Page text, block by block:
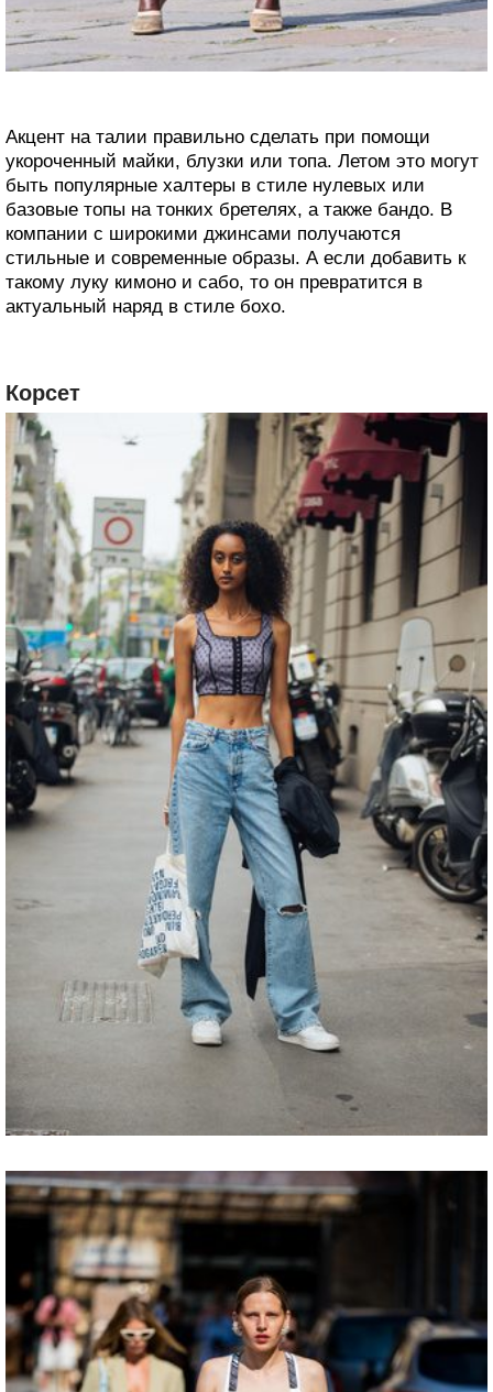
Акцент на талии правильно сделать при помощи
укороченный майки, блузки или топа. Летом это могут
быть популярные халтеры в стиле нулевых или
базовые топы на тонких бретелях, а также бандо. В
компании с широкими джинсами получаются
стильные и современные образы. А если добавить к
такому луку кимоно и сабо, то он превратится в
актуальный наряд в стиле бохо.
Корсет